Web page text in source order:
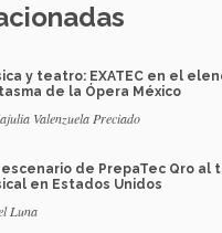
y teatro: EXATEC en el
de la Ópera México
Valenzuela Preciado
escenario de PrepaTec Qro al
en Estados Unidos
Luna